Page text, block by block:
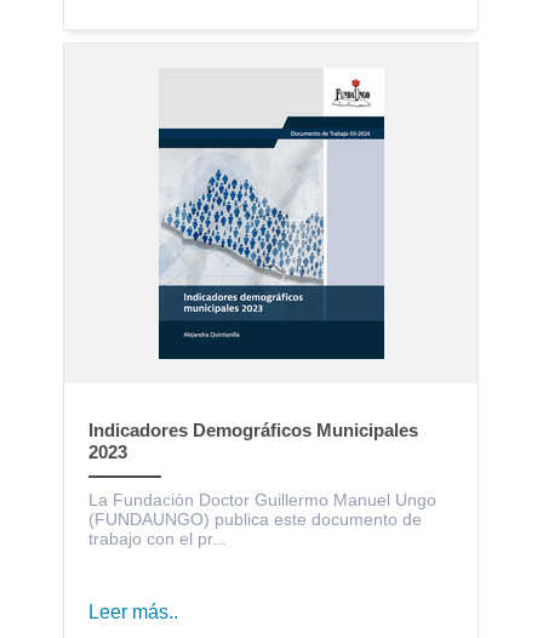
Indicadores Demográficos Municipales
2023
La Fundación Doctor Guillermo Manuel Ungo
(FUNDAUNGO) publica este documento de
trabajo con el pr...
Leer más..